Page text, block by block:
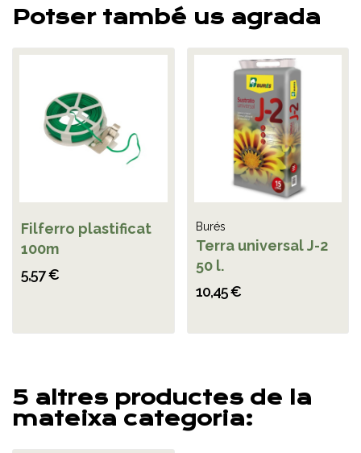
Potser també us agrada
Filferro plastificat
100m
5,57 €
Burés
Terra universal J-2
50 l.
10,45 €
5 altres productes de la
mateixa categoria: